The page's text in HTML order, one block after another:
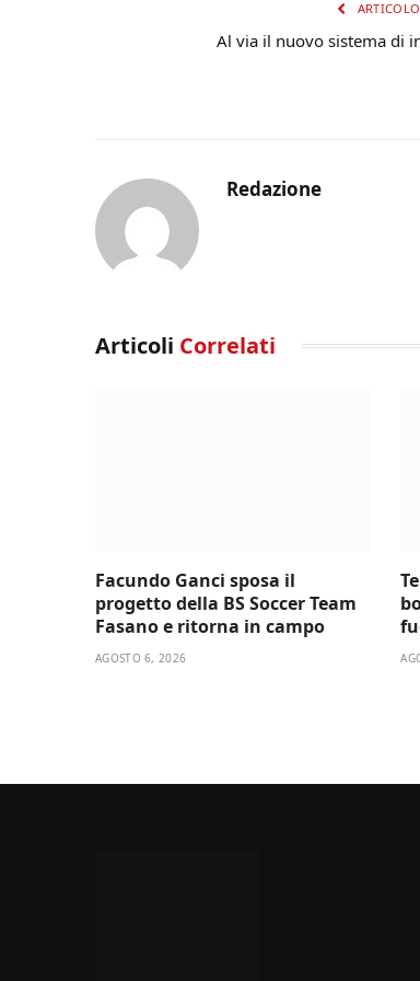
Al via il nuovo sistema di
Redazione
Articoli Correlati
Facundo Ganci sposa il
progetto della BS Soccer Team
Fasano e ritorna in campo
AGOSTO 6, 2026